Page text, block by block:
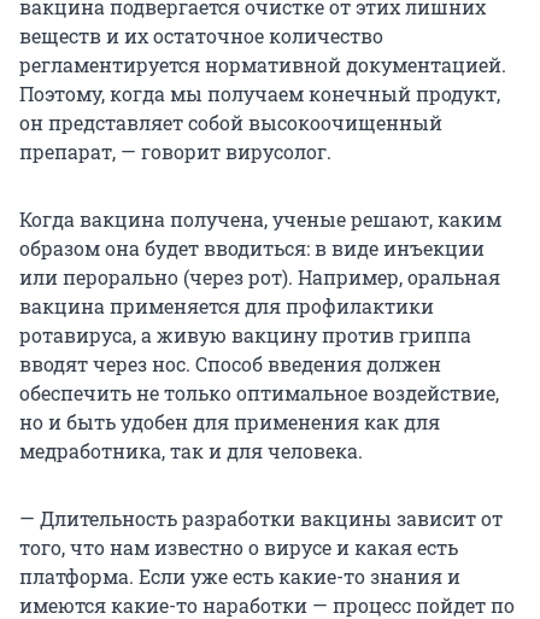
вакцина подвергается очистке от этих лишних
веществ и их остаточное количество
регламентируется нормативной документацией.
Поэтому, когда мы получаем конечный продукт,
он представляет собой высокоочищенный
препарат, — говорит вирусолог.
Когда вакцина получена, ученые решают, каким
образом она будет вводиться: в виде инъекции
или перорально (через рот). Например, оральная
вакцина применяется для профилактики
ротавируса, а живую вакцину против гриппа
вводят через нос. Способ введения должен
обеспечить не только оптимальное воздействие,
но и быть удобен для применения как для
медработника, так и для человека.
— Длительность разработки вакцины зависит от
того, что нам известно о вирусе и какая есть
платформа. Если уже есть какие-то знания и
имеются какие-то наработки — процесс пойдет по